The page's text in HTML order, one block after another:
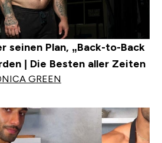
seinen Plan, „Back-to-Back
| Die Besten aller Zeiten
GREEN